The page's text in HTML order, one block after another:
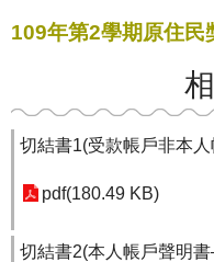
109年第2學期原住民
切結書1(受款帳戶非本
pdf(180.49 KB)
切結書2(本人帳戶聲明